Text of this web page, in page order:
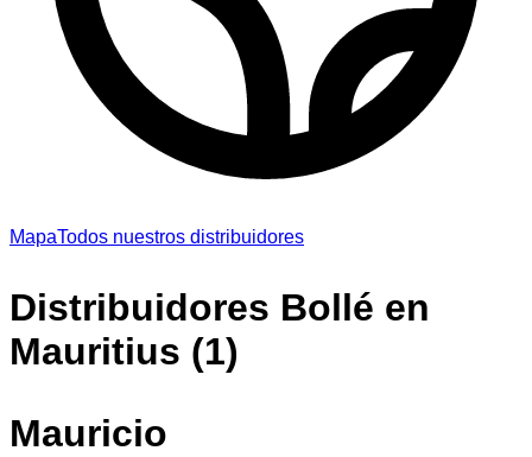
MapaTodos nuestros distribuidores
Distribuidores Bollé en
Mauritius (1)
Mauricio